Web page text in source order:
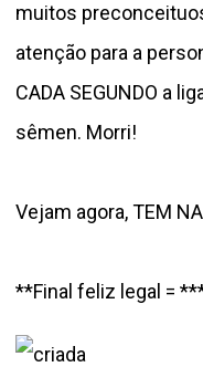
muitos
atenção para a
CADA SEGUNDO a
sêmen. Morri!
Vejam agora, TEM
**Final feliz legal =